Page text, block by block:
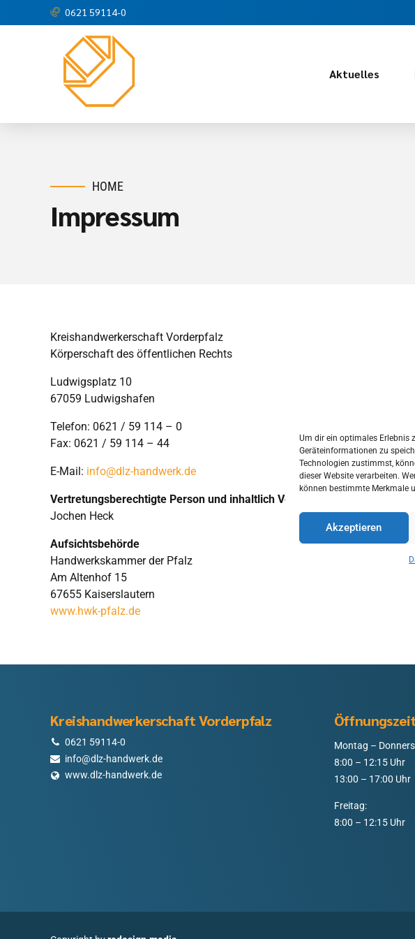
Um dir ein optimales Erlebnis
Geräteinformationen zu
Technologien zustimmst,
dieser Website verarbeiten.
können bestimmte Merkmale
Akzeptieren
0621 59114-0
Aktuelles
HOME
Impressum
Kreishandwerkerschaft Vorderpfalz
Körperschaft des öffentlichen Rechts
Ludwigsplatz 10
67059 Ludwigshafen
Telefon: 0621 / 59 114 – 0
Fax: 0621 / 59 114 – 44
E-Mail: info@dlz-handwerk.de
Vertretungsberechtigte Person und inhaltlich Verantwortlicher
Jochen Heck
Aufsichtsbehörde
Handwerkskammer der Pfalz
Am Altenhof 15
67655 Kaiserslautern
www.hwk-pfalz.de
Kreishandwerkerschaft Vorderpfalz
0621 59114-0
info@dlz-handwerk.de
www.dlz-handwerk.de
Montag –
8:00 – 12:15 Uhr
13:00 – 17:00 Uhr
Freitag:
8:00 – 12:15 Uhr